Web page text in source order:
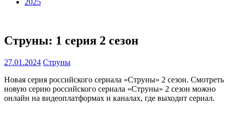
Струны: 1 серия 2 сезон
27.01.2024 Струны
Новая серия российского сериала «Струны» 2 сезон. Смотреть
новую серию российского сериала «Струны» 2 сезон можно
онлайн на видеоплатформах и каналах, где выходит сериал.